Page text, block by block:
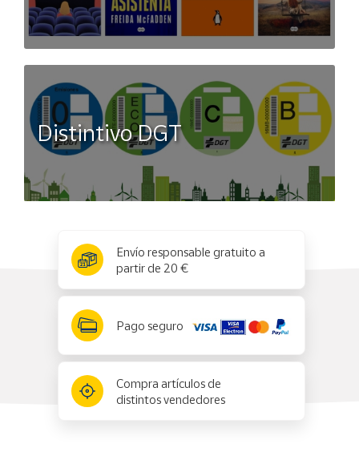
Distintivo DGT
Envío responsable gratuito a
partir de 20 €
Pago seguro
Compra artículos de
distintos vendedores